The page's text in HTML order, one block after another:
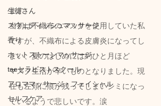
生徒さん
スウェディッシュマッサージ
香り
ホットストーンマッサージ
taeセラピストスクール
アロママッサージ・フェイシャル
セルフケア
ます。
当初は不織布のマスクを使用していた私
ですが、不織布による皮膚炎になってし
まい、夏のはじめには約ひと月ほど
マスク生活が辛いものとなりました。現
在も左頬に痕が残ってしまいシミになっ
ているようで悲しいです。涙